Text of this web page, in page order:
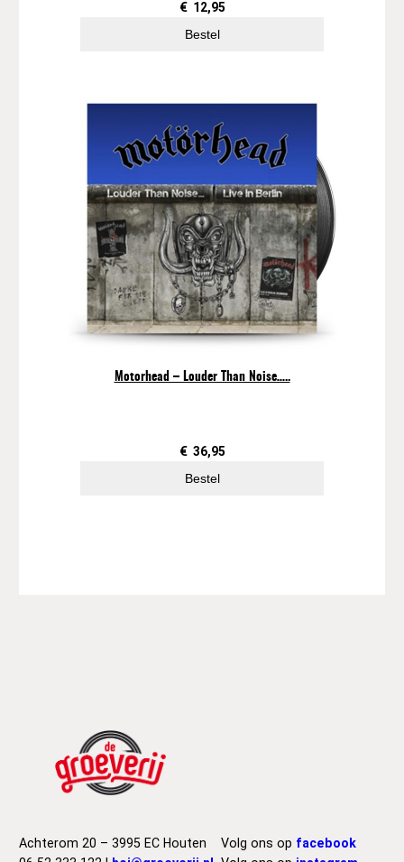
€ 12,95
Bestel
Motorhead – Louder Than Noise…..
€ 36,95
Bestel
Achterom 20 – 3995 EC Houten
Volg ons op facebook